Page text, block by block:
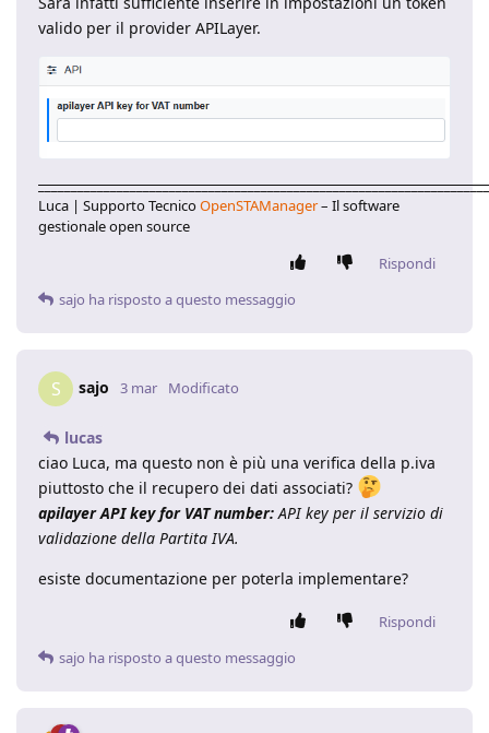
valido per il provider APILayer.
Luca | Supporto TecnicoOpenSTAManager– Il software
gestionale open source
Rispondi
sajo ha risposto a questo messaggio
S sajo 3 mar Modificato
lucas
ciao Luca, ma questo non è più una verifica della p.iva
piuttosto che il recupero dei dati associati?
apilayer API key for VAT number:API key per il servizio di
validazione della Partita IVA.
esiste documentazione per poterla implementare?
Rispondi
sajo ha risposto a questo messaggio